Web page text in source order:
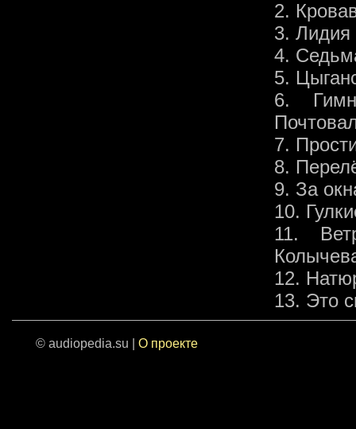
2.
3. Лидия
4.
5.
6.
7.
8.
9. За
10.
11.
12.
13. Это
© audiopedia.su | О проекте